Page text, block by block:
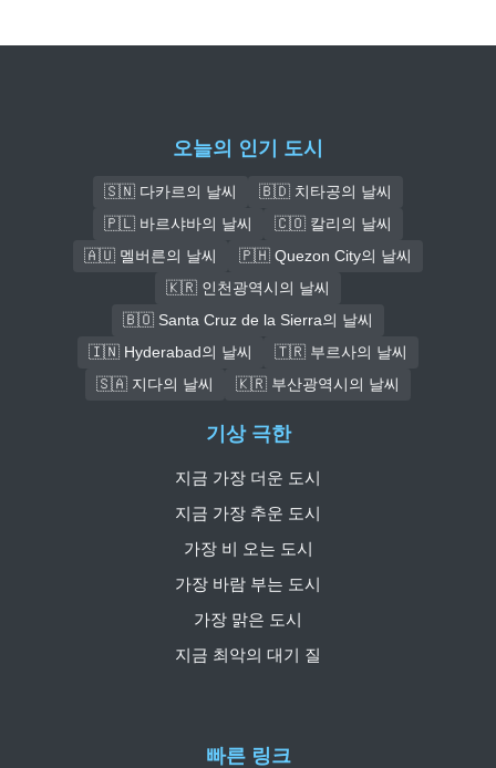
오늘의 인기 도시
🇸🇳 다카르의 날씨
🇧🇩 치타공의 날씨
🇵🇱 바르샤바의 날씨
🇨🇴 칼리의 날씨
🇦🇺 멜버른의 날씨
🇵🇭 Quezon City의 날씨
🇰🇷 인천광역시의 날씨
🇧🇴 Santa Cruz de la Sierra의 날씨
🇮🇳 Hyderabad의 날씨
🇹🇷 부르사의 날씨
🇸🇦 지다의 날씨
🇰🇷 부산광역시의 날씨
빠른 링크
기상 극한
지금 가장 더운 도시
지금 가장 추운 도시
가장 비 오는 도시
가장 바람 부는 도시
가장 맑은 도시
지금 최악의 대기 질